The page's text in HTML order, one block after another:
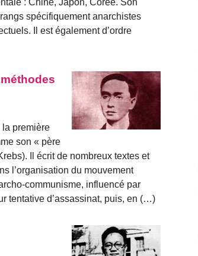
: Chine, Japon, Corée. Son
spécifiquement anarchistes
Il est également d’ordre
la première
son « père
Il écrit de nombreux textes et
l’organisation du mouvement
communisme, influencé par
tentative d’assassinat, puis, en (…)